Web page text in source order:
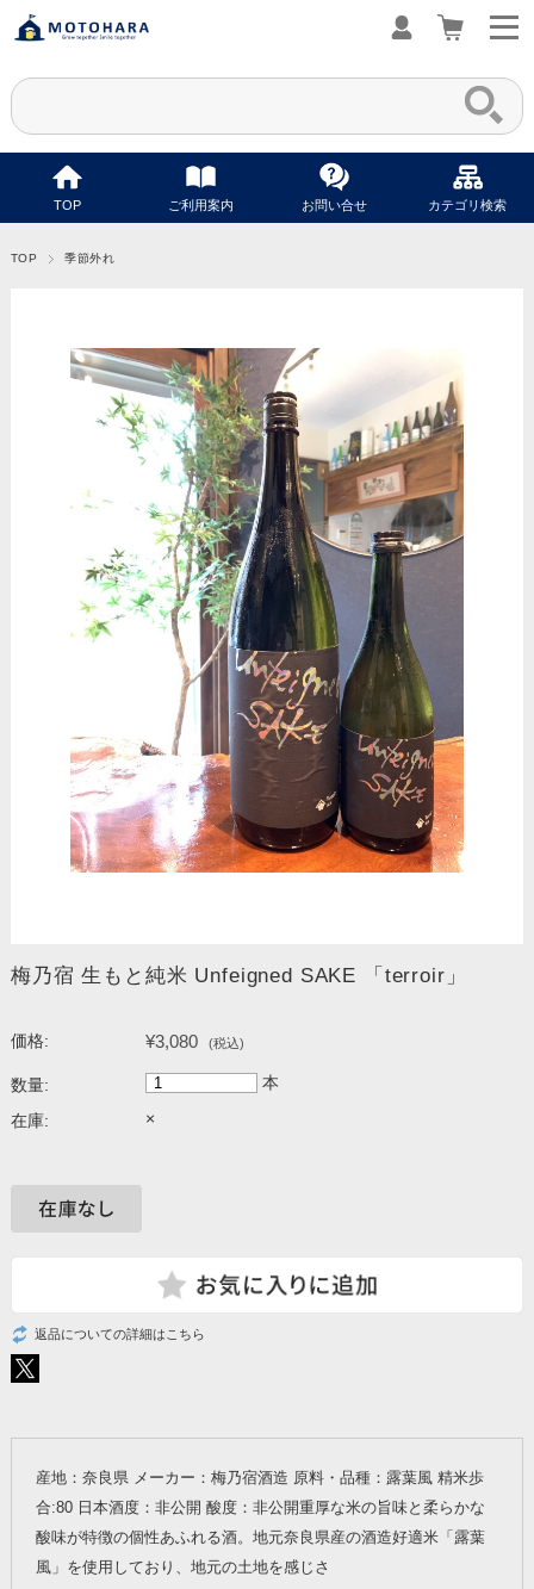
TOP ご利用案内 お問い合せ カテゴリ検索
TOP 季節外れ
梅乃宿 生もと純米 Unfeigned SAKE 「terroir」
価格: ¥3,080 (税込)
数量: 本
在庫: ×
返品についての詳細はこちら
産地：奈良県 メーカー：梅乃宿酒造 原料・品種：露葉風 精米歩
合:80 日本酒度：非公開 酸度：非公開重厚な米の旨味と柔らかな
酸味が特徴の個性あふれる酒。地元奈良県産の酒造好適米「露葉
風」を使用しており、地元の土地を感じさ